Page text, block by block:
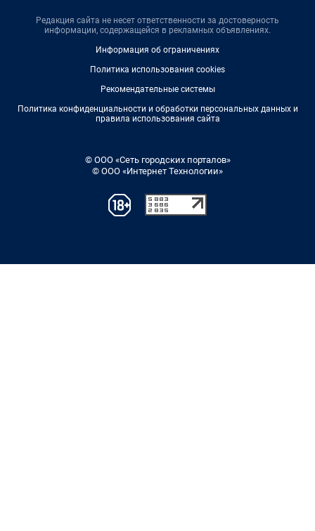
Редакция сайта не несет ответственности за достоверность
информации, содержащейся в рекламных объявлениях.
Информация об ограничениях
Политика использования cookies
Рекомендательные системы
Политика конфиденциальности и обработки персональных данных и
правила использования сайта
© ООО «Сеть городских порталов»
© ООО «Интернет Технологии»